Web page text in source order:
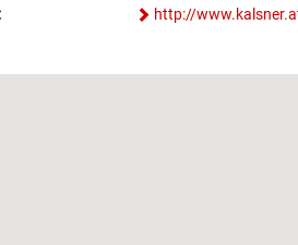
http://